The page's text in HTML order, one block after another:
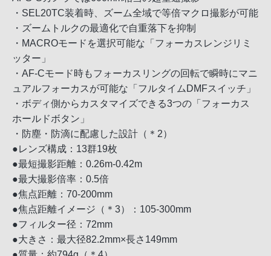
・SEL20TC装着時、ズーム全域で等倍マクロ撮影が可能
・ズームトルクの最適化で自重落下を抑制
・MACROモードを選択可能な「フォーカスレンジリミ
ッター」
・AF-Cモード時もフォーカスリングの回転で瞬時にマニ
ュアルフォーカスが可能な「フルタイムDMFスイッチ」
・ボディ側からカスタマイズできる3つの「フォーカス
ホールドボタン」
・防塵・防滴に配慮した設計（＊2）
●レンズ構成：13群19枚
●最短撮影距離：0.26m-0.42m
●最大撮影倍率：0.5倍
●焦点距離：70-200mm
●焦点距離イメージ（＊3）：105-300mm
●フィルター径：72mm
●大きさ：最大径82.2mm×長さ149mm